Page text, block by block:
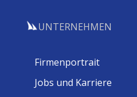
UNTERNEHMEN
Firmenportrait
Jobs und Karriere